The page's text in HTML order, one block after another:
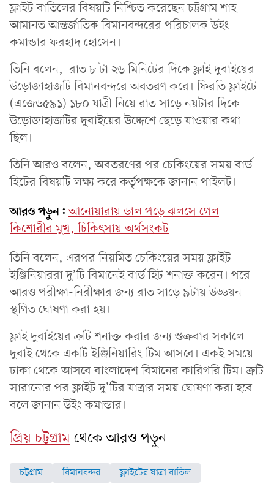
ফ্লাইট বাতিলের বিষয়টি নিশ্চিত করেছেন চট্টগ্রাম শাহ
আমানত আন্তর্জাতিক বিমানবন্দরের পরিচালক উইং
কমান্ডার ফরহাদ হোসেন।
তিনি বলেন, রাত ৮ টা ২৬ মিনিটের দিকে ফ্লাই দুবাইয়ের
উড়োজাহাজটি বিমানবন্দরে অবতরণ করে। ফিরতি ফ্লাইটে
(এজেড৫৯১) ১৮০ যাত্রী নিয়ে রাত সাড়ে নয়টার দিকে
উড়োজাহাজটির দুবাইয়ের উদ্দেশে ছেড়ে যাওয়ার কথা
ছিল।
তিনি আরও বলেন, অবতরণের পর চেকিংয়ের সময় বার্ড
হিটের বিষয়টি লক্ষ্য করে কর্তৃপক্ষকে জানান পাইলট।
আরও পড়ুন: আনোয়ারায় ডাল পড়ে ঝলসে গেল
কিশোরীর মুখ, চিকিৎসায় অর্থসংকট
তিনি বলেন, এরপর নিয়মিত চেকিংয়ের সময় ফ্লাইট
ইঞ্জিনিয়াররা দু’টি বিমানেই বার্ড হিট শনাক্ত করেন। পরে
আরও পরীক্ষা-নিরীক্ষার জন্য রাত সাড়ে ৯টায় উড্ডয়ন
স্থগিত ঘোষণা করা হয়।
ফ্লাই দুবাইয়ের ত্রুটি শনাক্ত করার জন্য শুক্রবার সকালে
দুবাই থেকে একটি ইঞ্জিনিয়ারিং টিম আসবে। একই সময়ে
ঢাকা থেকে আসবে বাংলাদেশ বিমানের কারিগরি টিম। ত্রুটি
সারানোর পর ফ্লাইট দু’টির যাত্রার সময় ঘোষণা করা হবে
বলে জানান উইং কমান্ডার।
প্রিয় চট্টগ্রামথেকে আরও পড়ুন
চট্টগ্রাম বিমানবন্দর ফ্লাইটের যাত্রা বাতিল